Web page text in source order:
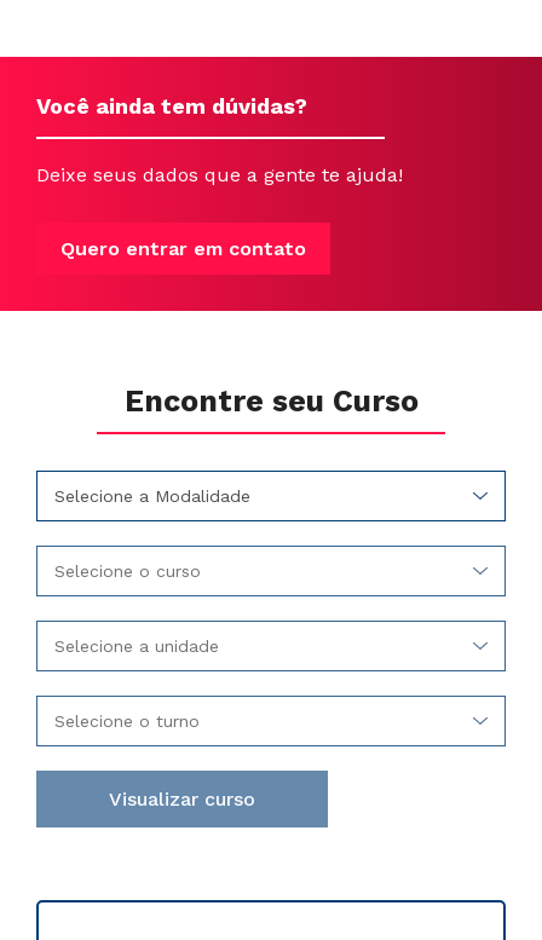
Você ainda tem dúvidas?
Deixe seus dados que a gente te ajuda!
Quero entrar em contato
Encontre seu Curso
Selecione a Modalidade
Selecione o curso
Selecione a unidade
Selecione o turno
Visualizar curso